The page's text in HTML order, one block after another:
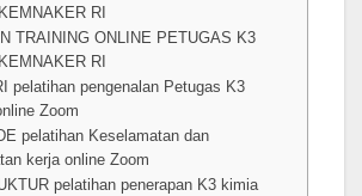
RI
TRAINING ONLINE PETUGAS K3
RI
pelatihan pengenalan Petugas K3
Zoom
pelatihan Keselamatan dan
kerja online Zoom
pelatihan penerapan K3 kimia